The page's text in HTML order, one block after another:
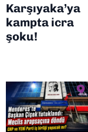
Karşıyaka’ya
kampta icra
şoku!